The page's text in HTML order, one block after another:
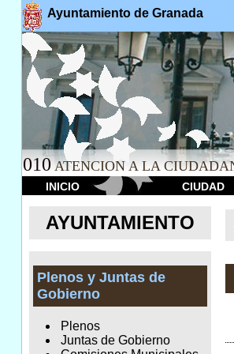
Ayuntamiento de Granada
010 ATENCION A LA
INICIO CIUDAD
AYUNTAMIENTO
Plenos y Juntas de
Gobierno
Plenos
Juntas de Gobierno